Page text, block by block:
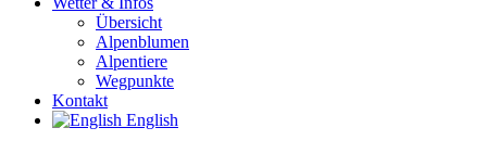
Übersicht
Alpenblumen
Alpentiere
Wegpunkte
Kontakt
English